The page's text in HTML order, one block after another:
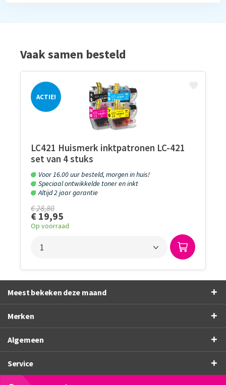
Vaak samen besteld
ACTIE!
LC421 Huismerk inktpatronen LC-421
set van 4 stuks
Voor 16.00 uur besteld, morgen in huis!
Speciaal ontwikkelde toner en inkt
Altijd 2 jaar garantie
€ 28,80
€ 19,95
Op voorraad
Meest bekeken deze maand
Merken
Algemeen
Service